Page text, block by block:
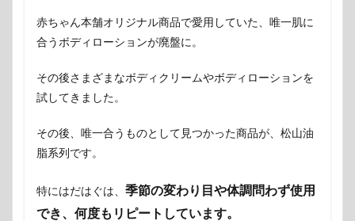
赤ちゃん本舗オリジナル商品で愛用していた、唯一肌に
合うボディローションが廃盤に。
その後さまざまなボディクリームやボディローションを
試してきました。
その後、唯一合うものとして見つかった商品が、松山油
脂系列です。
特にはだはぐは、 季節の変わり目や体調問わず使用
でき、何度もリピートしています。